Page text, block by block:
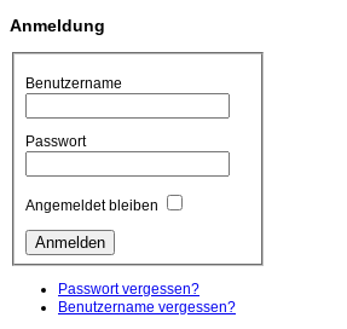
Anmeldung
Benutzername
Passwort
Angemeldet bleiben
Passwort vergessen?
Benutzername vergessen?